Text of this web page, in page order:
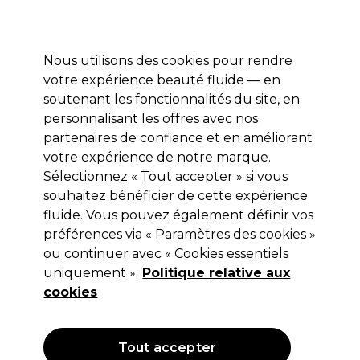
Se connecter
Marques Bons plans Coiffure Electro et Matériel
Livraison et délais
lire la suite
Marques Jump Your Hair
Jump Your Hair
La marque Jump Your Hair met des shampoings traitants et
des soins de qualité à disposition des professionnels de la
coiffure. Renouvelez les produits de votre salon avec les
d'ingrédients de qualité.
Lire la suite
Filters
Nous utilisons des cookies pour rendre
votre expérience beauté fluide — en
soutenant les fonctionnalités du site, en
personnalisant les offres avec nos
partenaires de confiance et en améliorant
votre expérience de notre marque.
Sélectionnez « Tout accepter » si vous
souhaitez bénéficier de cette expérience
fluide. Vous pouvez également définir vos
préférences via « Paramètres des cookies »
ou continuer avec « Cookies essentiels
uniquement ». Politique relative aux
cookies
Tout accepter